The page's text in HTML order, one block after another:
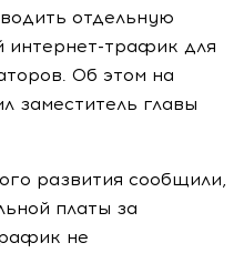
отдельную
интернет-трафик для
Об этом на
заместитель главы
развития сообщили,
платы за
не